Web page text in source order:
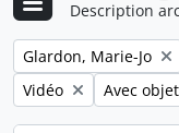
Description
Remove filter:
Glardon, Marie-Jo
Remove filter:
Vidéo Remove
Avec